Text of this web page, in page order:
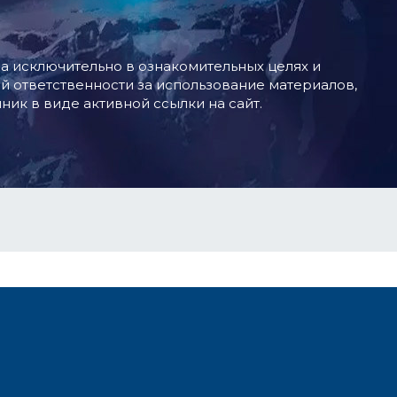
в ознакомительных целях и
за использование материалов,
в виде активной ссылки на сайт.